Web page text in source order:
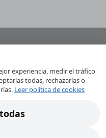
Técnico de
Todos los derechos
de ninguna marca.
experiencia, medir el tráfico
todas, rechazarlas o
Leer política de cookies